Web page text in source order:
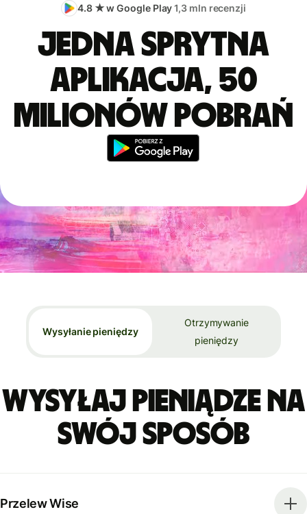
4.8 ★ w Google Play1,3 mln recenzji
Jedna sprytna
aplikacja, 50
milionów pobrań
Wysyłanie pieniędzy
Otrzymywanie
pieniędzy
Wysyłaj pieniądze na
swój sposób
Przelew Wise